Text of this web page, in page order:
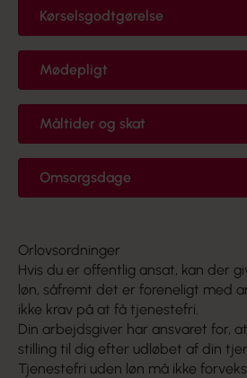
Kørselsgodtgørelse
Mødepligt
Måltider og skat
Omsorgsdage
Orlovsordninger
Hvis du er offentlig ansat, kan der
løn, såfremt det er foreneligt med
ikke krav på at få tjenestefri.
Din arbejdsgiver har ansvaret for,
stilling til dig efter udløbet af din
Tjenestefri uden løn må ikke